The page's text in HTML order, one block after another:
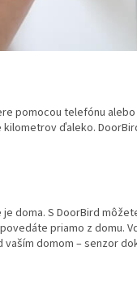
pomocou telefónu
kilometrov ďaleko.
doma. S DoorBird
priamo z domu.
domom – senzor